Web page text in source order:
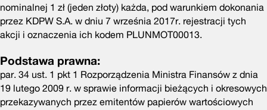
nominalnej 1 zł (jeden złoty) każda, pod warunkiem dokonania
przez KDPW S.A. w dniu 7 września 2017r. rejestracji tych
akcji i oznaczenia ich kodem PLUNMOT00013.
Podstawa prawna:
par. 34 ust. 1 pkt 1 Rozporządzenia Ministra Finansów z dnia
19 lutego 2009 r. w sprawie informacji bieżących i okresowych
przekazywanych przez emitentów papierów wartościowych